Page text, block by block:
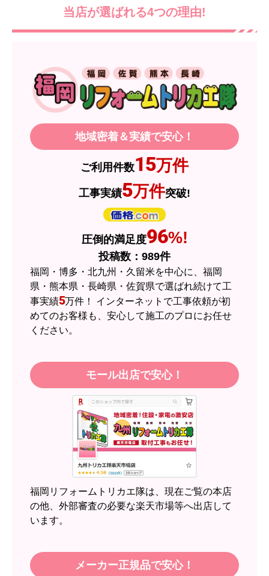
当店が選ばれる4つの理由!
地域密着＆実績で安心！
ご利用件数15万件
工事実績5万件突破!
圧倒的満足度96%!
投稿数： 989件
福岡・博多・北九州・久留米を中心に、福岡
県・熊本県・長崎県・佐賀県で選ばれ続けて工
事実績5万件！ インターネットで工事依頼が初
めてのお客様も、安心して施工のプロにお任せ
ください。
モール出店で安心！
福岡リフォームトリカエ隊は、現在ご覧の本店
の他、外部審査の必要な楽天市場等へ出店して
います。
メーカー正規品で安心！